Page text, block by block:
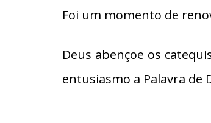
Foi um momento de
Deus abençoe os
entusiasmo a Palavra de